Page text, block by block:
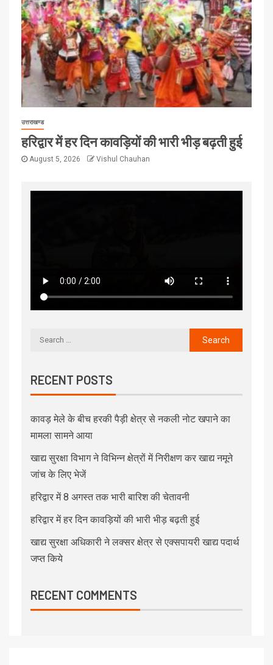
उत्तराखण्ड
हरिद्वार में हर दिन कावड़ियों की भारी भीड़ बढ़ती हुई
August 5, 2026 Vishul Chauhan
RECENT POSTS
कावड़ मेले के बीच हरकी पैड़ी क्षेत्र से नकली नोट खपाने का
मामला सामने आया
खाद्य सुरक्षा विभाग ने विभिन्न क्षेत्रों में निरीक्षण कर खाद्य नमूने
जांच के लिए भेजें
हरिद्वार में 8 अगस्त तक भारी बारिश की चेतावनी
हरिद्वार में हर दिन कावड़ियों की भारी भीड़ बढ़ती हुई
खाद्य सुरक्षा अधिकारी ने लक्सर क्षेत्र से एक्सपायरी खाद्य पदार्थ
जप्त किये
RECENT COMMENTS